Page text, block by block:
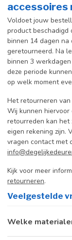
accessoires
Voldoet jouw
product beschadigd
binnen 14 dagen
geretourneerd. Na
binnen 3
deze periode
op welk moment
Het retourneren
Wij kunnen
retourreden kan
eigen rekening zijn.
vragen contact met
Kijk voor meer
retourneren.
Veelgestelde
Welke